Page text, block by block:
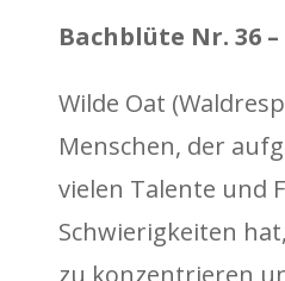
Bachblüte Nr. 36
Wilde Oat
Menschen, der
vielen Talente und
Schwierigkeiten